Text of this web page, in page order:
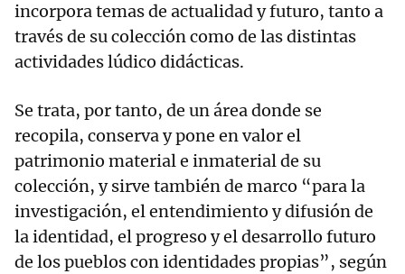
incorpora temas de actualidad y futuro, tanto a
través de su colección como de las distintas
actividades lúdico didácticas.
Se trata, por tanto, de un área donde se
recopila, conserva y pone en valor el
patrimonio material e inmaterial de su
colección, y sirve también de marco “para la
investigación, el entendimiento y difusión de
la identidad, el progreso y el desarrollo futuro
de los pueblos con identidades propias”, según